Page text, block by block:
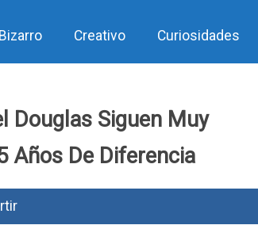
Bizarro Creativo Curiosidades
Douglas Siguen Muy
Años De Diferencia